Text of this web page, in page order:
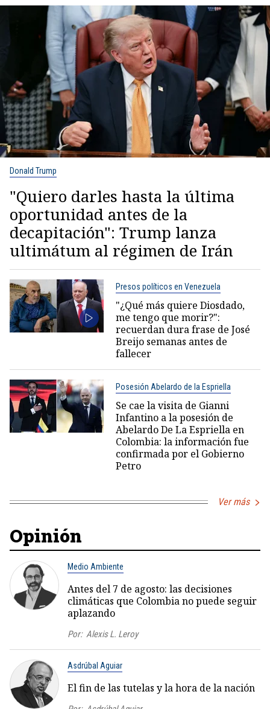
Donald Trump
"Quiero darles hasta la última
oportunidad antes de la
decapitación": Trump lanza
ultimátum al régimen de Irán
Presos políticos en Venezuela
"¿Qué más quiere Diosdado,
me tengo que morir?":
recuerdan dura frase de José
Breijo semanas antes de
fallecer
Posesión Abelardo de la Espriella
Se cae la visita de Gianni
Infantino a la posesión de
Abelardo De La Espriella en
Colombia: la información fue
confirmada por el Gobierno
Petro
Ver más
Opinión
Medio Ambiente
Antes del 7 de agosto: las decisiones
climáticas que Colombia no puede seguir
aplazando
Por: Alexis L. Leroy
Asdrúbal Aguiar
El fin de las tutelas y la hora de la nación